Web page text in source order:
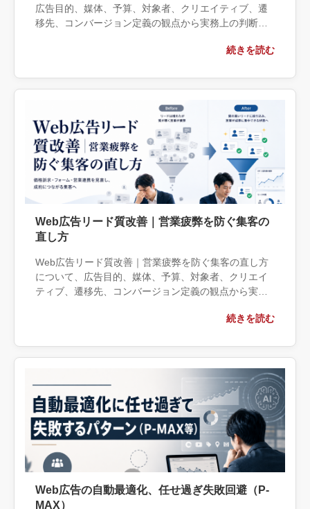
広告目的、媒体、予算、対象者、クリエイティブ、遷
移先、コンバージョン定義の観点から実務上の判断材
する条件、相談前に用意する情報、依頼後に確認すべ
続きを読む
Web広告リード質改善｜営業疲弊を防ぐ集客の
直し方
Web広告リード質改善｜営業疲弊を防ぐ集客の直し方
について、広告目的、媒体、予算、対象者、クリエイ
ティブ、遷移先、コンバージョン定義の観点から実務
外部へ相談する条件、相談前に用意する情報、依頼後
続きを読む
Web広告の自動最適化、任せ過ぎ失敗回避（P-
MAX）